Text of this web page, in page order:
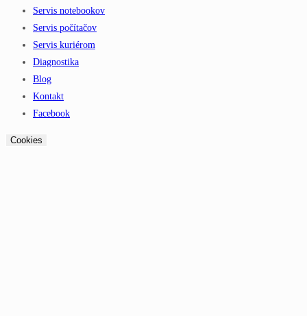
Servis notebookov
Servis počítačov
Servis kuriérom
Diagnostika
Blog
Kontakt
Facebook
Cookies